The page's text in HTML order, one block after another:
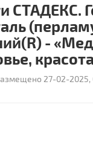
СТАДЕКС.
-
27-02-2025,